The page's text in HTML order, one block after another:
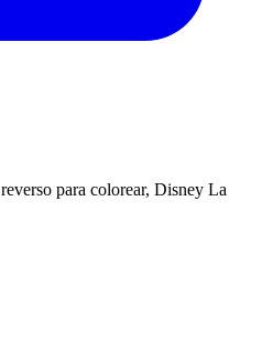
para colorear, Disney La